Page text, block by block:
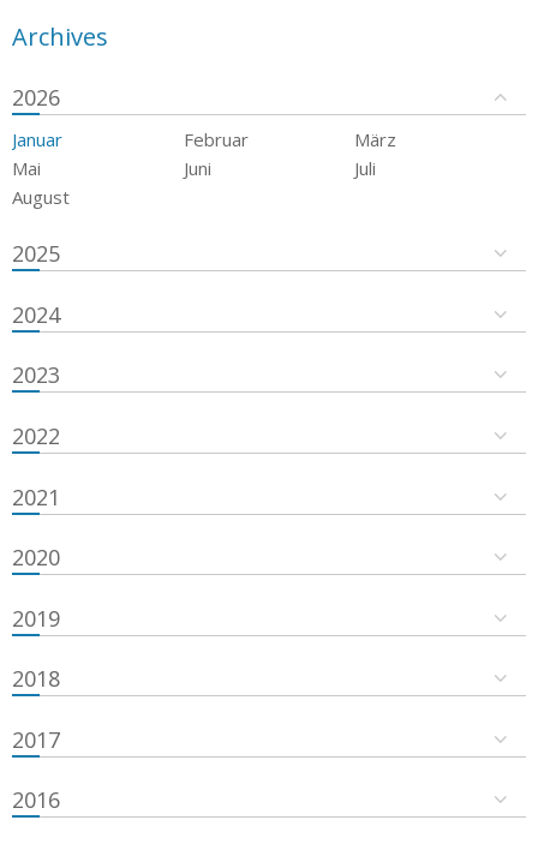
Archives
2026
Januar Februar
März
Mai
Juni
Juli
August
2025
2024
2023
2022
2021
2020
2019
2018
2017
2016